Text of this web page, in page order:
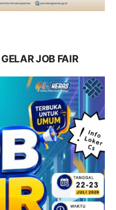
JOB FAIR